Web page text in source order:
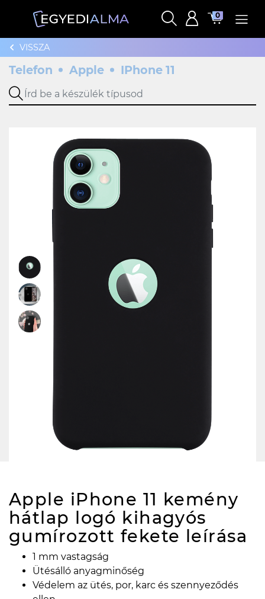
0
VISSZA
Telefon Apple IPhone 11
Apple iPhone 11 kemény
hátlap logó kihagyós
gumírozott fekete leírása
1 mm vastagság
Ütésálló anyagminőség
Védelem az ütés, por, karc és szennyeződés